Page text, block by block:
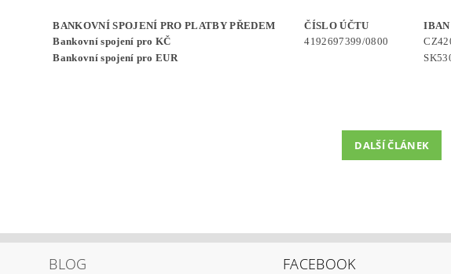
BANKOVNÍ SPOJENÍ PRO PLATBY PŘEDEM ČÍSLO ÚČTU
IBAN
Bankovní spojení pro KČ
4192697399/0800
Bankovní spojení pro EUR
DALŠÍ ČLÁNEK
BLOG FACEBOOK